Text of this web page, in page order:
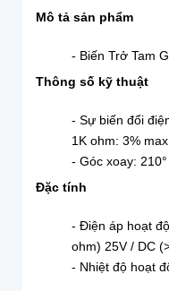
Mô tả sản phẩm
- Biến Trở Tam
Thông số kỹ thuật
- Sự biến đổi
1K ohm: 3%
- Góc xoay: 210°
Đặc tính
- Điện áp hoạt
ohm) 25V / DC
- Nhiệt độ hoạt